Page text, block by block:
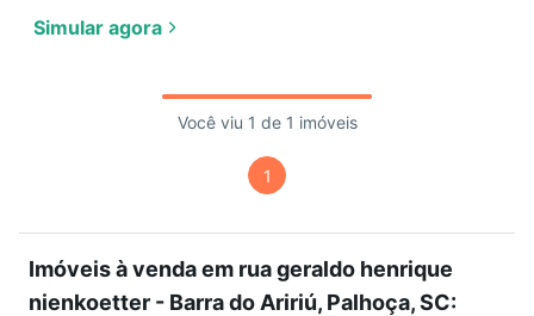
Simular agora
Você viu 1 de 1 imóveis
1
Imóveis à venda em rua geraldo henrique
nienkoetter - Barra do Aririú, Palhoça, SC: